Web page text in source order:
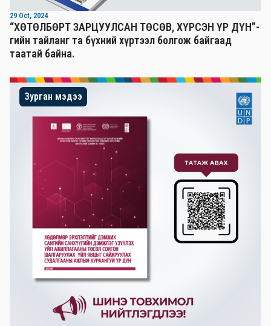
29 Oct, 2024
“ХӨТӨЛБӨРТ ЗАРЦУУЛСАН ТӨСӨВ, ХҮРСЭН ҮР ДҮН”-
гийн тайланг та бүхний хүртээл болгож байгаад
таатай байна.
Зурган мэдээ